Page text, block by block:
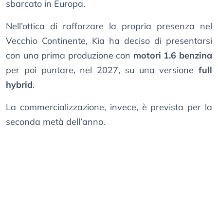
sbarcato in Europa.
Nell’ottica di rafforzare la propria presenza nel
Vecchio Continente, Kia ha deciso di presentarsi
con una prima produzione con motori 1.6 benzina
per poi puntare, nel 2027, su una versione full
hybrid.
La commercializzazione, invece, è prevista per la
seconda metà dell’anno.